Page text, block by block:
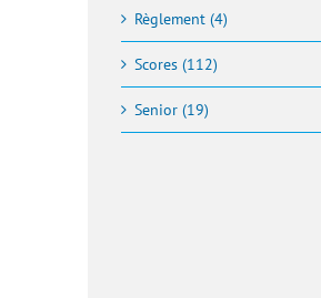
Règlement (4)
Scores (112)
Senior (19)